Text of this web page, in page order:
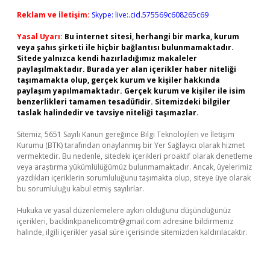
Reklam ve İletişim: Skype: live:.cid.575569c608265c69
Yasal Uyarı: Bu internet sitesi, herhangi bir marka, kurum
veya şahıs şirketi ile hiçbir bağlantısı bulunmamaktadır.
Sitede yalnızca kendi hazırladığımız makaleler
paylaşılmaktadır. Burada yer alan içerikler haber niteliği
taşımamakta olup, gerçek kurum ve kişiler hakkında
paylaşım yapılmamaktadır. Gerçek kurum ve kişiler ile isim
benzerlikleri tamamen tesadüfidir. Sitemizdeki bilgiler
taslak halindedir ve tavsiye niteliği taşımazlar.
Sitemiz, 5651 Sayılı Kanun gereğince Bilgi Teknolojileri ve İletişim
Kurumu (BTK) tarafından onaylanmış bir Yer Sağlayıcı olarak hizmet
vermektedir. Bu nedenle, sitedeki içerikleri proaktif olarak denetleme
veya araştırma yükümlülüğümüz bulunmamaktadır. Ancak, üyelerimiz
yazdıkları içeriklerin sorumluluğunu taşımakta olup, siteye üye olarak
bu sorumluluğu kabul etmiş sayılırlar.
Hukuka ve yasal düzenlemelere aykırı olduğunu düşündüğünüz
içerikleri, backlinkpanelicomtr@gmail.com adresine bildirmeniz
halinde, ilgili içerikler yasal süre içerisinde sitemizden kaldırılacaktır.